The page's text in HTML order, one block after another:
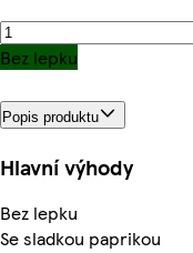
Bez lepku
Popis produktu
Hlavní výhody
Bez lepku
Se sladkou paprikou